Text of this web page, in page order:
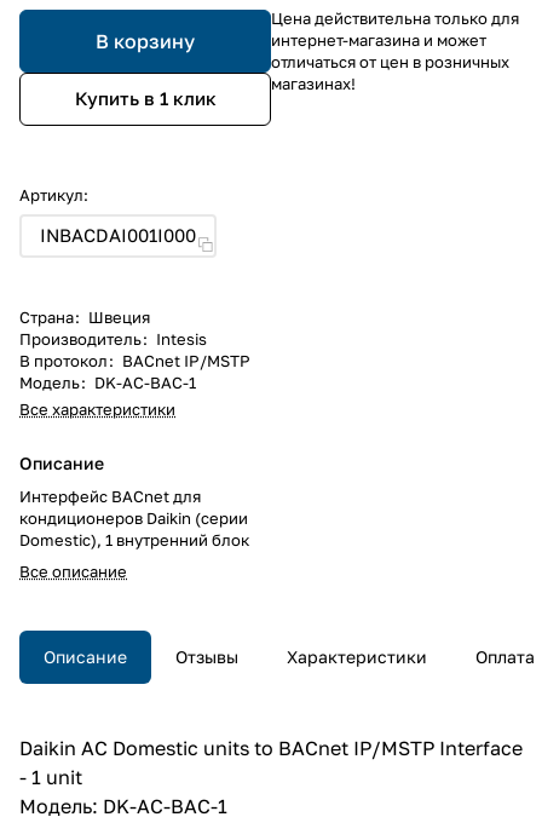
В корзину
Купить в 1 клик
Артикул:
INBACDAI001I000
Страна: Швеция
Производитель: Intesis
В протокол: BACnet IP/MSTP
Модель: DK-AC-BAC-1
Все характеристики
Описание
Интерфейс BACnet для
кондиционеров Daikin (серии
Domestic), 1 внутренний блок
Все описание
Цена действительна только для
интернет-магазина и может
отличаться от цен в розничных
магазинах!
Описание Отзывы Характеристики Оплата
Daikin AC Domestic units to BACnet IP/MSTP Interface
- 1 unit
Модель: DK-AC-BAC-1